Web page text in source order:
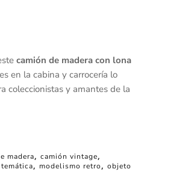
camión de madera con lona
en la cabina y carrocería lo
coleccionistas y amantes de la
madera, camión vintage,
, modelismo retro , objeto